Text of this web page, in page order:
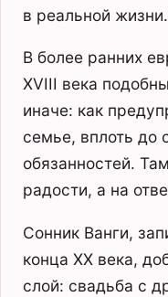
в реальной жизни.
В более ранних
XVIII века
иначе: как
семье, вплоть до
обязанностей.
радости, а на
Сонник Ванги,
конца XX века,
слой: свадьба с